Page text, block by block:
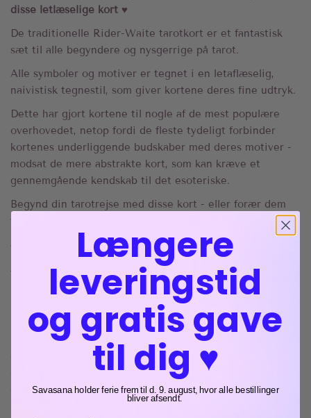
disse letlæselige kort ♥︎
De traditionelle Rider-Waite tarotkort er et fantastisk
sæt til alle begyndere og nysgerrige på tarot.
Alle symboler og motiver er tegnet i en letaflæselig,
naivistisk tegnestil, som giver kortene deres fine udtryk.
Dette har gjort kortene til nogle af de mest populære
overhovedet, netop fordi de fleste tydeligt forbinder
kortenes underliggende budskaber med deres motiver -
modsat de mere abstrakte kort, som kan kræve et
gennemgående kendskab til det esoteriske.
Begynd din tarotrejse med disse kort - eller forær dem
videre, som traditionen foreskriver ♥︎
Antal kort
Guidebog:Ja (på engelsk)
Forfatter:Arthur Waite
Kortsættet indeholder en mindre beskrivelse af kortene
og deres budskaber på engelsk. Ønsker du en dansk
guidebog, anbefaler vi, at du tilkøber bogen: Ultimativ
guide til tarot.
Længere
leveringstid
og gratis gave
til dig ♥︎
Savasana holder ferie frem til d. 9. august, hvor alle bestillinger
bliver afsendt.